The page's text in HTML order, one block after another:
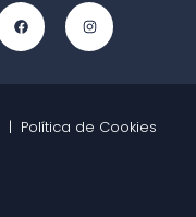
| Política de Cookies